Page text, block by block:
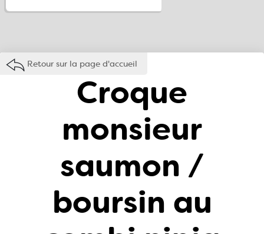
Retour sur la page d'accueil
Croque
monsieur
saumon /
boursin au